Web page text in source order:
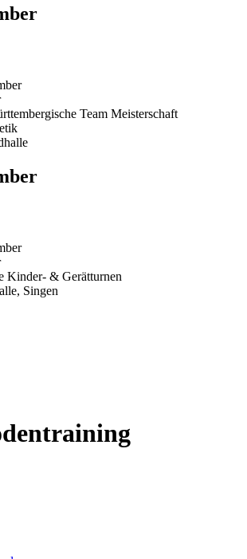
Team Meisterschaft
Kinder- & Gerätturnen
Singen